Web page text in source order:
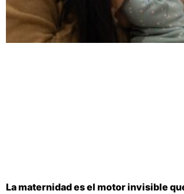
La maternidad es el motor invisible